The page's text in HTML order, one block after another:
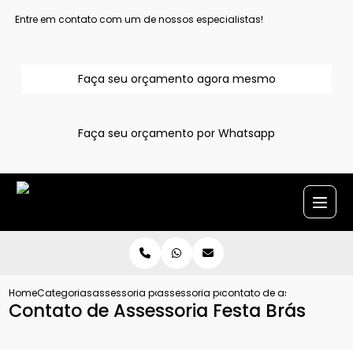
Entre em contato com um de nossos especialistas!
Faça seu orçamento agora mesmo
Faça seu orçamento por Whatsapp
HomeCategoriasassessoria para eventoassessoria para festacontato de assessoria
Contato de Assessoria Festa Brás